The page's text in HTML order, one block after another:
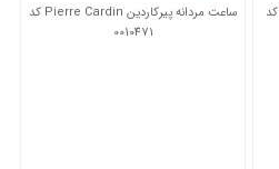
ساعت زنانه پیرکاردین Pierre Cardin کد
ساعت مردانه پیرکاردین Pierre Cardin کد
0010471